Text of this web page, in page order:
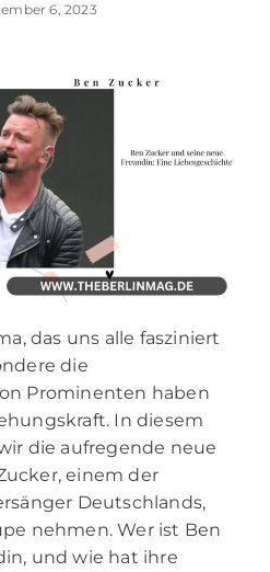
6, 2023
das uns alle fasziniert
die
Prominenten haben
In diesem
die aufregende neue
einem der
Deutschlands,
nehmen. Wer ist Ben
und wie hat ihre